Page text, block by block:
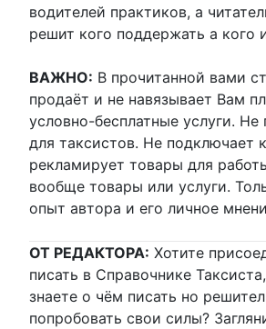
водителей практиков, а
решит кого поддержать а кого
ВАЖНО: В прочитанной вами
продаёт и не навязывает Вам
условно-бесплатные услуги.
для таксистов. Не подключает
рекламирует товары для
вообще товары или услуги.
опыт автора и его личное
ОТ РЕДАКТОРА: Хотите
писать в Справочнике
знаете о чём писать но
попробовать свои силы?